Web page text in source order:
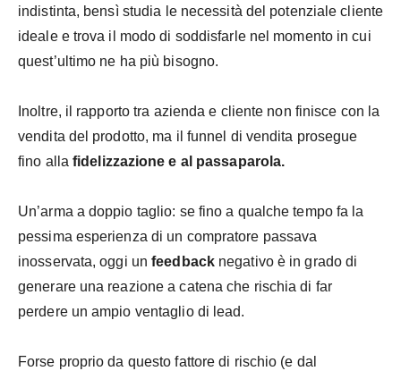
indistinta, bensì studia le necessità del potenziale cliente
ideale e trova il modo di soddisfarle nel momento in cui
quest’ultimo ne ha più bisogno.
Inoltre, il rapporto tra azienda e cliente non finisce con la
vendita del prodotto, ma il funnel di vendita prosegue
fino alla fidelizzazione e al passaparola.
Un’arma a doppio taglio: se fino a qualche tempo fa la
pessima esperienza di un compratore passava
inosservata, oggi unfeedbacknegativo è in grado di
generare una reazione a catena che rischia di far
perdere un ampio ventaglio di lead.
Forse proprio da questo fattore di rischio (e dal